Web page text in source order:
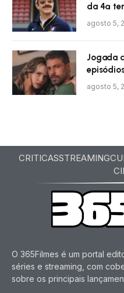
da 4ª
agosto 5,
Jogada
agosto 5,
CRITICASSTREAMING
O 365Filmes é um portal
séries e streaming, com
sobre os principais